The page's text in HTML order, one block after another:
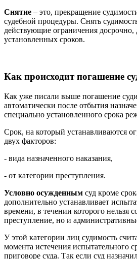
Снятие – это, прекращение
судебной процедуры. Снять
действующие ограничения досрочно,
установленных сроков.
Как происходит погашение
Как уже писали выше погашение
автоматически после отбытия
специально установленного срока
Срок, на который устанавливаются
двух факторов:
- вида назначенного наказания,
- от категории преступления.
Условно осужденным суд кроме
дополнительно устанавливает
времени, в течении которого нельзя
преступление, но и
У этой категории лиц судимость
момента истечения испытательного
приговоре суда. Так если суд